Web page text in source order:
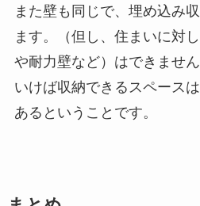
また壁も同じで、埋め込み
ます。（但し、住まいに対
や耐力壁など）はできませ
いけば収納できるスペース
あるということです。